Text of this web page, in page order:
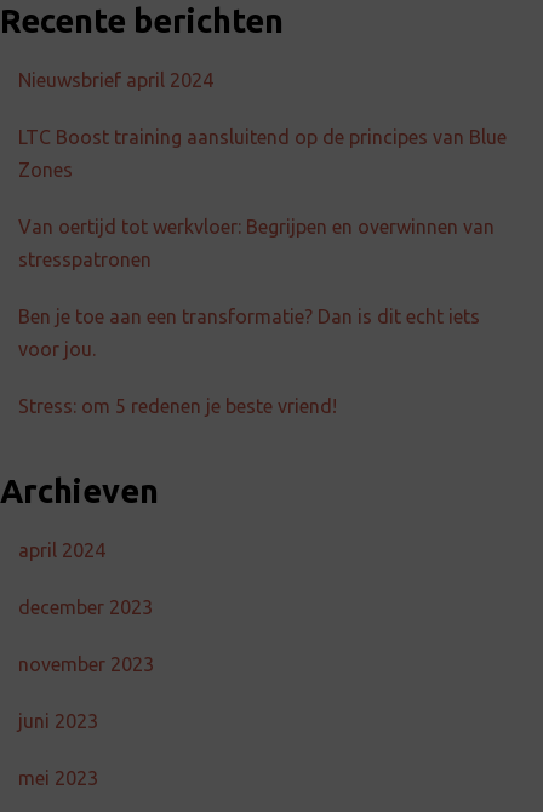
Recente berichten
Nieuwsbrief april 2024
LTC Boost training aansluitend op de principes van Blue
Zones
Van oertijd tot werkvloer: Begrijpen en overwinnen van
stresspatronen
Ben je toe aan een transformatie? Dan is dit echt iets
voor jou.
Stress: om 5 redenen je beste vriend!
Archieven
april 2024
december 2023
november 2023
juni 2023
mei 2023